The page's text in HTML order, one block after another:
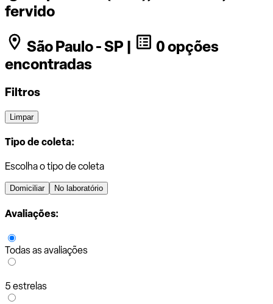
fervido
São Paulo - SP |
0 opções
encontradas
Filtros
Limpar
Tipo de coleta:
Escolha o tipo de coleta
Domiciliar No laboratório
Avaliações:
Todas as avaliações
5 estrelas